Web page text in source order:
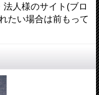
人様のサイト(ブロ
たい場合は前もって